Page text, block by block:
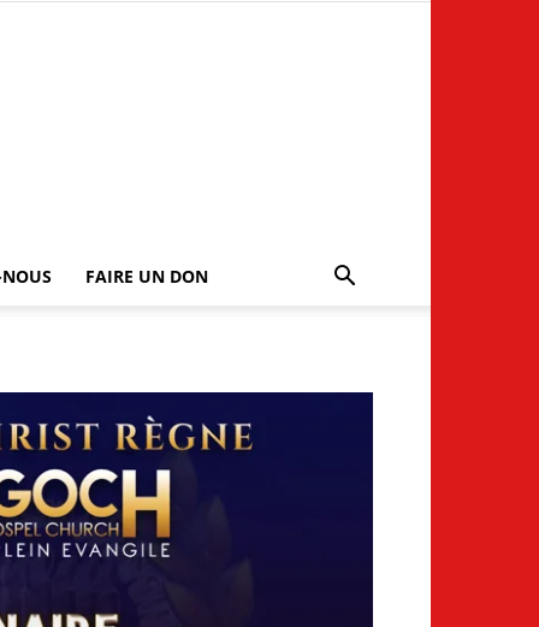
FAIRE UN DON